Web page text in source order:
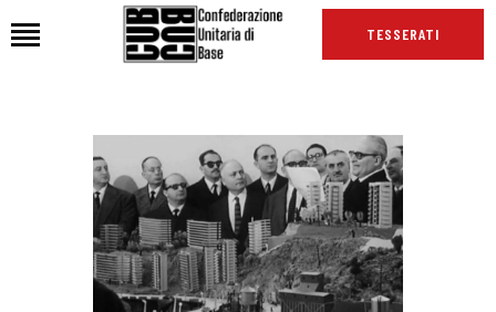
TESSERATI
HOME
CHI SIAMO
SEDI
NEWS
PODCAST CUB